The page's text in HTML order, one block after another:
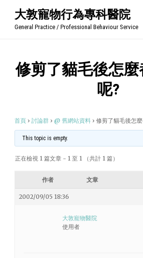
大敦寵物行為專科醫院
General Practice / Professional Behaviour Service
修剪了貓毛後怎麼
呢?
首頁 › 討論群 › @ 舊網站資料 › 修剪了貓毛後怎
This topic is empty.
正在檢視 1 篇文章 - 1 至 1 （共計 1 篇）
作者 文章
2002/09/05 18:36
大敦寵物醫院
使用者